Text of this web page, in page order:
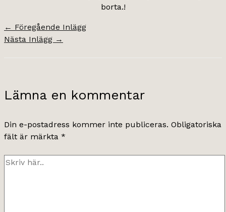
borta.!
← Föregående Inlägg
Nästa Inlägg →
Lämna en kommentar
Din e-postadress kommer inte publiceras. Obligatoriska
fält är märkta *
Skriv